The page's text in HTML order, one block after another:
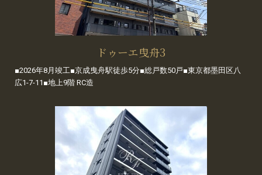
ドゥーエ曳舟3
■2026年8月竣工■京成曳舟駅徒歩5分■総戸数50戸■東京都墨田区八
広1-7-11■地上9階 RC造